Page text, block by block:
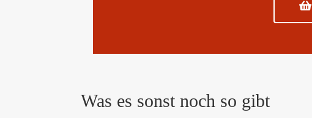
Was es sonst noch so gibt